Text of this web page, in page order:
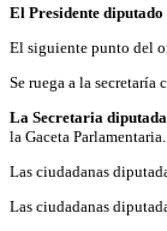
El Presidente
El siguiente punto del
Se ruega a la
La Secretaria
la Gaceta Parlamentaria.
Las ciudadanas
Las ciudadanas